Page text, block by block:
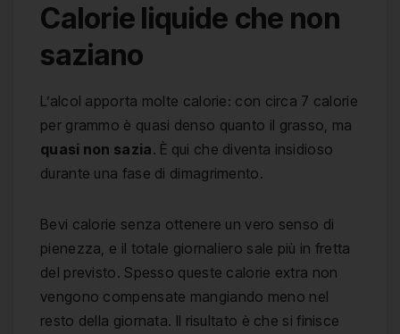
Calorie liquide che non
saziano
L’alcol apporta molte calorie: con circa 7 calorie
per grammo è quasi denso quanto il grasso, ma
quasi non sazia. È qui che diventa insidioso
durante una fase di dimagrimento.
Bevi calorie senza ottenere un vero senso di
pienezza, e il totale giornaliero sale più in fretta
del previsto. Spesso queste calorie extra non
vengono compensate mangiando meno nel
resto della giornata. Il risultato è che si finisce